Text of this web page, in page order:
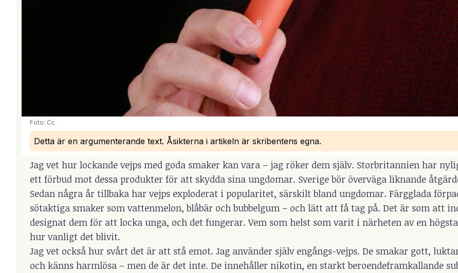
Foto: Cc
Detta är en argumenterande text. Åsikterna i artikeln är skribentens egna.
Jag vet hur lockande vejps med goda smaker kan vara – jag röker dem själv. Storbritannien har
ett förbud mot dessa produkter för att skydda sina ungdomar. Sverige bör överväga liknande
Sedan några år tillbaka har vejps exploderat i popularitet, särskilt bland ungdomar. Färgglada
sötaktiga smaker som vattenmelon, blåbär och bubbelgum – och lätt att få tag på. Det är som att
designat dem för att locka unga, och det fungerar. Vem som helst som varit i närheten av en
hur vanligt det blivit.
Jag vet också hur svårt det är att stå emot. Jag använder själv engångs-vejps. De smakar gott,
och känns harmlösa – men de är det inte. De innehåller nikotin, en starkt beroendeframkallande